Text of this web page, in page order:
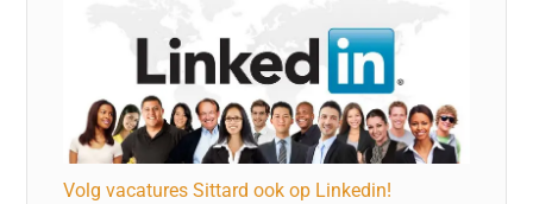
Volg vacatures Sittard ook op Linkedin!